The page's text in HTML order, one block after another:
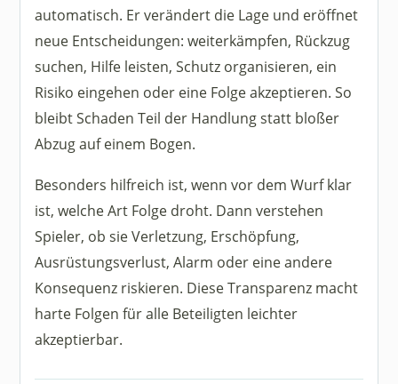
automatisch. Er verändert die Lage und eröffnet
neue Entscheidungen: weiterkämpfen, Rückzug
suchen, Hilfe leisten, Schutz organisieren, ein
Risiko eingehen oder eine Folge akzeptieren. So
bleibt Schaden Teil der Handlung statt bloßer
Abzug auf einem Bogen.
Besonders hilfreich ist, wenn vor dem Wurf klar
ist, welche Art Folge droht. Dann verstehen
Spieler, ob sie Verletzung, Erschöpfung,
Ausrüstungsverlust, Alarm oder eine andere
Konsequenz riskieren. Diese Transparenz macht
harte Folgen für alle Beteiligten leichter
akzeptierbar.